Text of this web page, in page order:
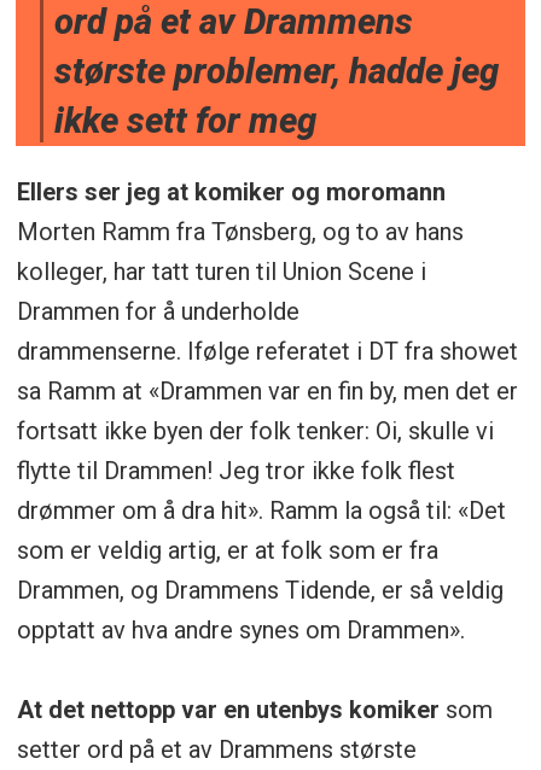
ord på et av Drammens
største problemer, hadde jeg
ikke sett for meg
Ellers ser jeg at komiker og moromann
Morten Ramm fra Tønsberg, og to av hans
kolleger, har tatt turen til Union Scene i
Drammen for å underholde
drammenserne. Ifølge referatet i DT fra showet
sa Ramm at «Drammen var en fin by, men det er
fortsatt ikke byen der folk tenker: Oi, skulle vi
flytte til Drammen! Jeg tror ikke folk flest
drømmer om å dra hit». Ramm la også til: «Det
som er veldig artig, er at folk som er fra
Drammen, og Drammens Tidende, er så veldig
opptatt av hva andre synes om Drammen».
At det nettopp var en utenbys komiker som
setter ord på et av Drammens største